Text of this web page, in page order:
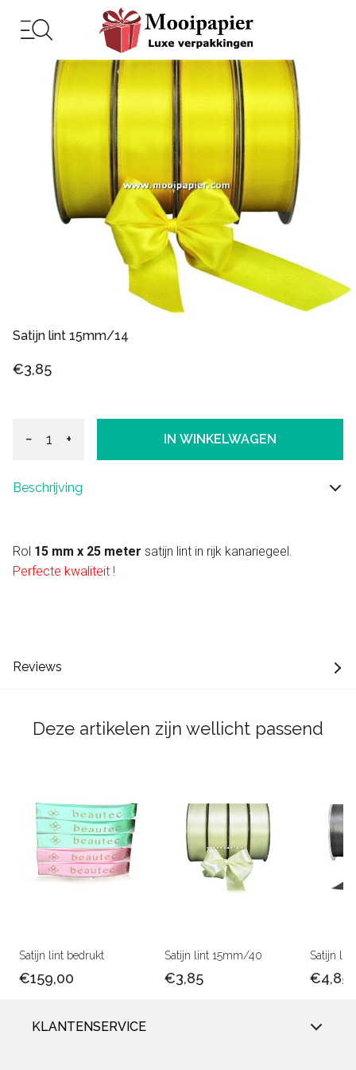
Satijn lint 15mm/14
€3,85
− + IN WINKELWAGEN
Beschrijving
Rol 15 mm x 25 meter satijn lint in rijk kanariegeel.
Perfecte kwaliteit !
Reviews
Deze artikelen zijn wellicht passend
Satijn lint bedrukt
€159,00
Satijn lint 15mm/40
€3,85
Satijn
€4,85
KLANTENSERVICE